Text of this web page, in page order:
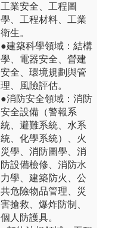
工業安全、工程圖
學、工程材料、工業
衛生。
●建築科學領域：結構
學、電器安全、營建
安全、環境規劃與管
理、風險評估。
●消防安全領域：消防
安全設備（警報系
統、避難系統、水系
統、化學系統）、火
災學、消防圖學、消
防設備檢修、消防水
力學、建築防火、公
共危險物品管理、災
害搶救、爆炸防制、
個人防護具。